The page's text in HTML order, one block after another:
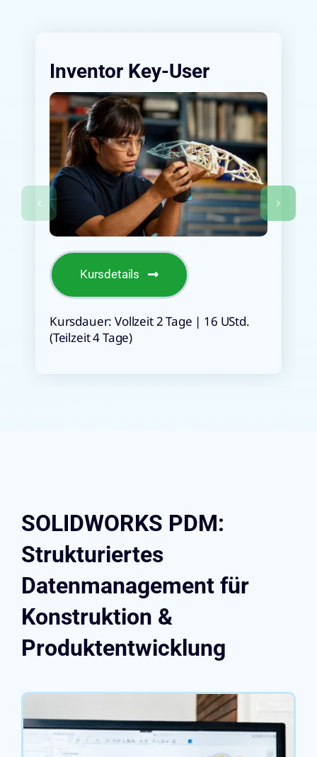
Inventor Key-User
Kursdetails
Kursdauer: Vollzeit 2 Tage | 16 UStd.
(Teilzeit 4 Tage)
SOLIDWORKS PDM:
Strukturiertes
Datenmanagement für
Konstruktion &
Produktentwicklung